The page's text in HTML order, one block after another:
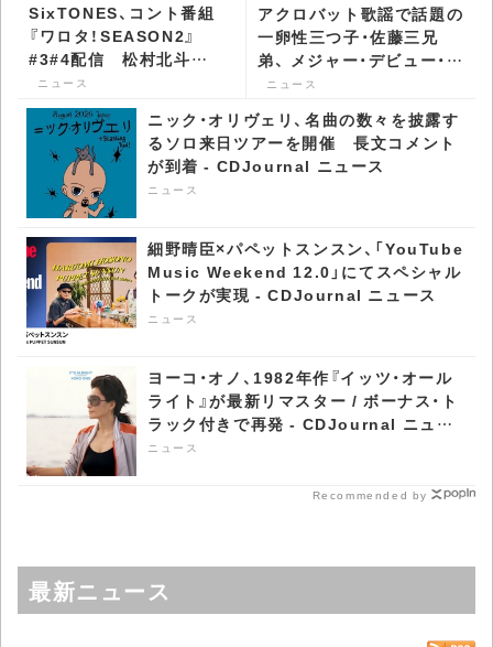
SixTONES、コント番組
『ワロタ！SEASON2』
#3#4配信 松村北斗
の“ある表情”に大盛り上
がり - CDJournal ニュー
ス
ニュース
アクロバット歌謡で話題の
一卵性三つ子・佐藤三兄
弟、 メジャー・デビュー・イ
ベントで間奏第三形態ダン
ュース
ニュース
ニック・オリヴェリ、名曲の数々を披露す
るソロ来日ツアーを開催 長文コメント
が到着 - CDJournal ニュース
ニュース
細野晴臣×パペットスンスン、「YouTube
Music Weekend 12.0」にてスペシャル
トークが実現 - CDJournal ニュース
ニュース
ヨーコ・オノ、1982年作『イッツ・オール
ライト』が最新リマスター / ボーナス・ト
ラック付きで再発 - CDJournal ニュー
ス
ニュース
Recommended by
最新ニュース